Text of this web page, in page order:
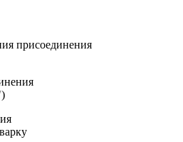
присоединения